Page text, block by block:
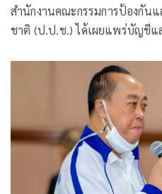
สำนักงานคณะกรรมการป้องกัน
ชาติ (ป.ป.ช.) ได้เผยแพร่บัญชีแ